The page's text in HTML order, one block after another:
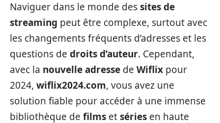
Naviguer dans le monde dessites de
streaming peut être complexe, surtout avec
les changements fréquents d’adresses et les
questions de droits d’auteur. Cependant,
avec la nouvelle adresse de Wiflix pour
2024, wiflix2024.com, vous avez une
solution fiable pour accéder à une immense
bibliothèque de films etséries en haute